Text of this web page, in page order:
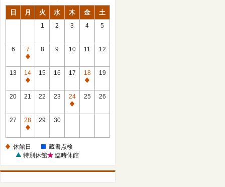
日 月 火 水 木 金 土
1 2 3 4 5
6
7
休
館
日
8 9 10 11 12
13
14
休
館
15 16 17
18
休
館
19
20 21 22 23
24
休
25 26
27
28
休
日
29 30
休館日
蔵書点検
特別休館
臨時休館